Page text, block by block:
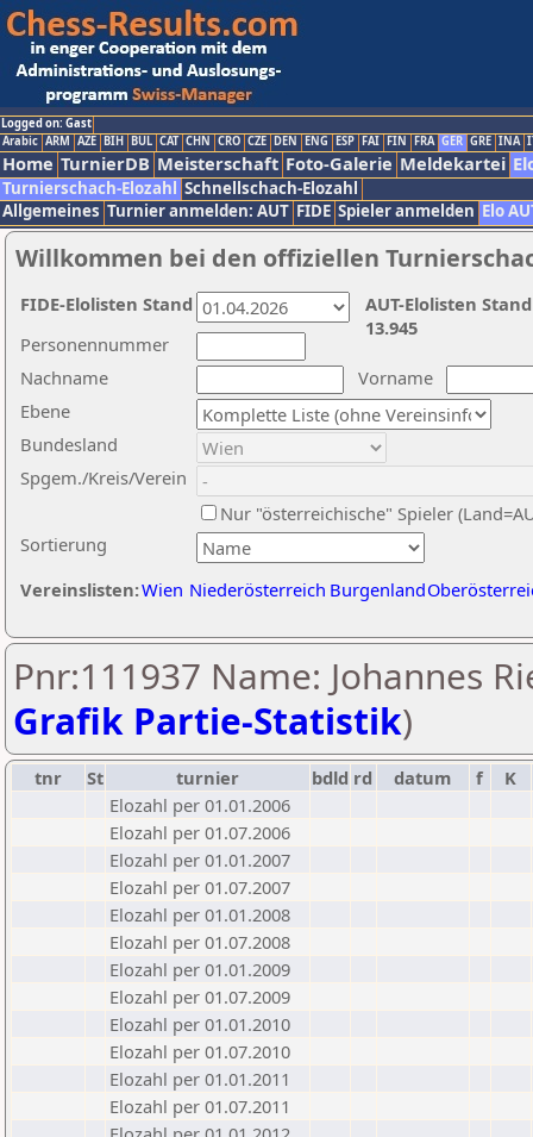
Logged on: Gast
Arabic ARM AZE BIH BUL CAT CHN CRO CZE DEN ENG ESP FAI FIN FRA GER GRE INA
Home TurnierDB Meisterschaft Foto-Galerie Meldekartei
Turnierschach-Elozahl Schnellschach-Elozahl
Allgemeines Turnier anmelden: AUT FIDE Spieler anmelden Elo
Willkommen bei den offiziellen
Nachname
Vorname
Ebene
Sortierung
Personennummer
Bundesland
Spgem./Kreis/Verein
Nur "österreichische" Spieler
Vereinslisten:Wien Niederösterreich Burgenland
AUT-Elolisten
13.945
FIDE-Elolisten Stand
Pnr:111937 Name: Johannes
Grafik Partie-Statistik)
tnr St turnier bdld rd datum f
K
Elozahl per 01.01.2006
Elozahl per 01.07.2006
Elozahl per 01.01.2007
Elozahl per 01.07.2007
Elozahl per 01.01.2008
Elozahl per 01.07.2008
Elozahl per 01.01.2009
Elozahl per 01.07.2009
Elozahl per 01.01.2010
Elozahl per 01.07.2010
Elozahl per 01.01.2011
Elozahl per 01.07.2011